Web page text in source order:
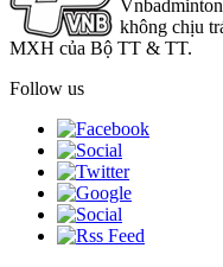
không chịu
MXH của Bộ TT & TT.
Follow us